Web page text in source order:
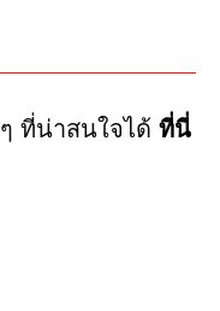
ที่น่าสนใจได้ ที่นี่